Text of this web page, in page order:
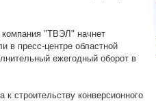
компания "ТВЭЛ" начнет
в пресс-центре областной
ежегодный оборот в
строительству конверсионного